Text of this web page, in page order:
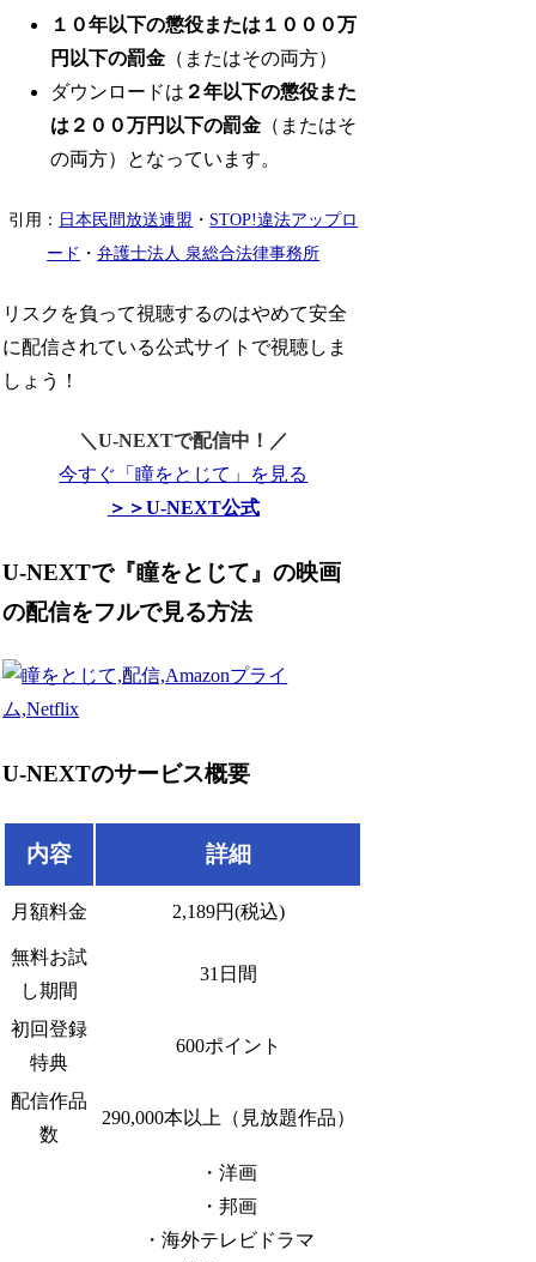
１０年以下の懲役または１０００万
円以下の罰金 （またはその両方）
ダウンロードは ２年以下の懲役また
は２００万円以下の罰金 （またはそ
の両方）となっています。
引用： 日本民間放送連盟 ・ STOP!違法アップロ
ード ・弁護士法人 泉総合法律事務所
リスクを負って視聴するのはやめて安全
に配信されている公式サイトで視聴しま
しょう！
＼U-NEXTで配信中！／
今すぐ「瞳をとじて」を見る
＞＞U-NEXT公式
U-NEXTで『瞳をとじて』の映画
の配信をフルで見る方法
U-NEXTのサービス概要
内容 詳細
月額料金 2,189円(税込)
無料お試
し期間
31日間
初回登録
特典
600ポイント
配信作品
数
290,000本以上（見放題作品）
・洋画
・邦画
・海外テレビドラマ